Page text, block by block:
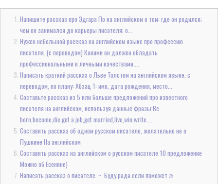
Напишите рассказ про Эдгара По на английском о том: где он родился;
чем он занимался до карьеры писателя; о...
Нужен небольшой рассказ на английском языке про профессию
писателя. (с переводом) Какими он должен обладать
профессиональными и личными качествами....
Написать краткий рассказ о Льве Толстом на английском языке, с
переводом, по плану: Абзац 1: имя, дата рождения, место...
Составьте рассказ из 5 или больше предложений про известного
писателя на английском, используя данные фразы:Be
born,become,die,get a job,get married,live,win,write....
Составить рассказ об одном русском писателе, желательно не о
Пушкине На английском
Составить рассказ на английском о русском писателе 10 предложение
Можно об Есенине)
Написать рассказ о писателе. ~. Буду рада если поможет☺